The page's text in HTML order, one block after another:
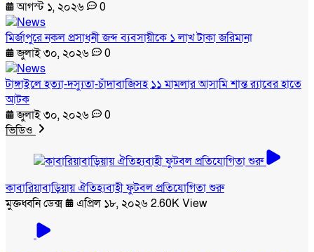
আগস্ট ১, ২০২৬
0
মির্জাপুরে নকল প্রসাধনী জব্দ ব্যবসায়ীকে ১ লাখ টাকা জরিমানা
জুলাই ৩০, ২০২৬
0
টাঙ্গাইলে হত্যা-দস্যুতা-চাঁদাবাজিসহ ১১ মামলার আসামি শান্ত র‍্যাবের হাতে
আটক
জুলাই ৩০, ২০২৬
0
ভিডিও
কাবারিয়াবাড়িয়ায় ঐতিহ্যবাহী ফুটবল প্রতিযোগিতা শুরু
মুক্তধ্বনি ডেক্স
এপ্রিল ১৮, ২০২৬2.60K View